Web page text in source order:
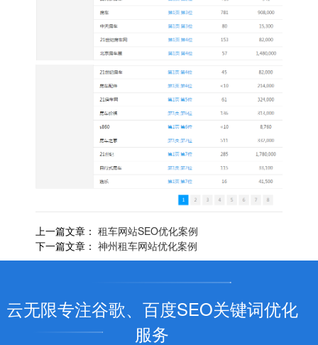
上一篇文章： 租车网站SEO优化案例
下一篇文章： 神州租车网站优化案例
云无限专注谷歌、百度SEO关键词优化
服务